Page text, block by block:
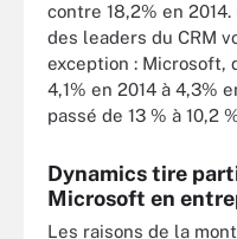
contre 18,2% en
des leaders du CRM
exception : Microsoft,
4,1% en 2014 à 4,3%
passé de 13 % à 10,2
Dynamics tire
Microsoft en
Les raisons de la